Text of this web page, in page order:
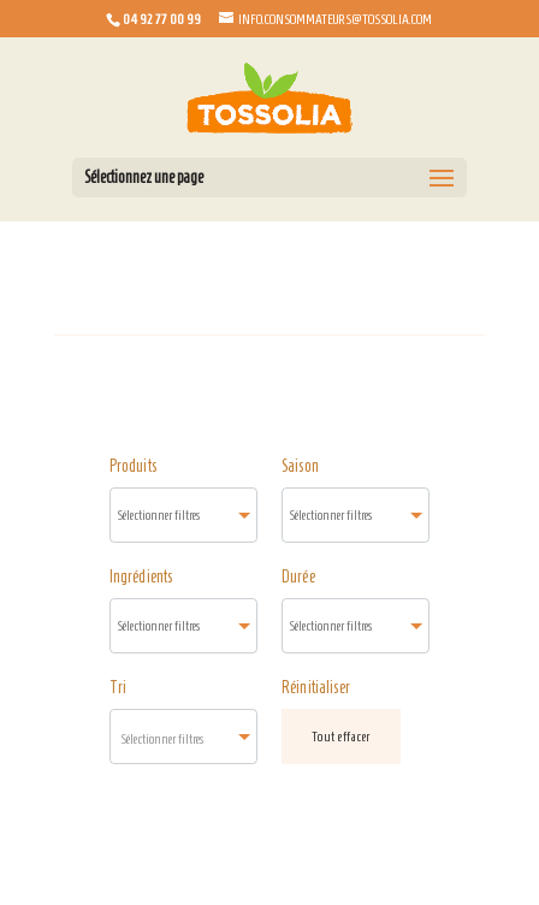
04 92 77 00 99 INFO.CONSOMMATEURS@TOSSOLIA.COM
Sélectionnez une page
Produits Saison
Ingrédients Durée
Tri
Sélectionner filtres
Réinitialiser
Tout effacer